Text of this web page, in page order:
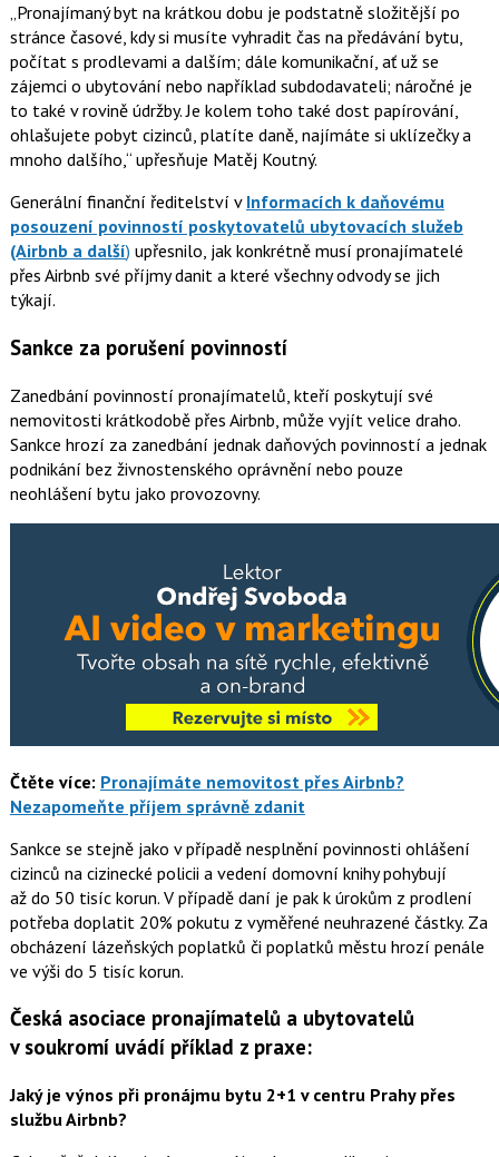
Pronajímaný byt na krátkou dobu je podstatně složitější po
stránce časové, kdy si musíte vyhradit čas na předávání bytu,
počítat s prodlevami a dalším; dále komunikační, ať už se
zájemci o ubytování nebo například subdodavateli; náročné je
to také v rovině údržby. Je kolem toho také dost papírování,
ohlašujete pobyt cizinců, platíte daně, najímáte si uklízečky a
mnoho dalšího, upřesňuje Matěj Koutný.
Generální finanční ředitelství v Informacích k daňovému
posouzení povinností poskytovatelů ubytovacích služeb
(Airbnb a další) upřesnilo, jak konkrétně musí pronajímatelé
přes Airbnb své příjmy danit a které všechny odvody se jich
týkají.
Sankce za porušení povinností
Zanedbání povinností pronajímatelů, kteří poskytují své
nemovitosti krátkodobě přes Airbnb, může vyjít velice draho.
Sankce hrozí za zanedbání jednak daňových povinností a jednak
podnikání bez živnostenského oprávnění nebo pouze
neohlášení bytu jako provozovny.
Čtěte více: Pronajímáte nemovitost přes Airbnb?
Nezapomeňte příjem správně zdanit
Sankce se stejně jako v případě nesplnění povinnosti ohlášení
cizinců na cizinecké policii a vedení domovní knihy pohybují
až do 50 tisíc korun. V případě daní je pak k úrokům z prodlení
potřeba doplatit 20% pokutu z vyměřené neuhrazené částky. Za
obcházení lázeňských poplatků či poplatků městu hrozí penále
ve výši do 5 tisíc korun.
Česká asociace pronajímatelů a ubytovatelů
v soukromí uvádí příklad z praxe:
Jaký je výnos při pronájmu bytu 2+1 v centru Prahy přes
službu Airbnb?